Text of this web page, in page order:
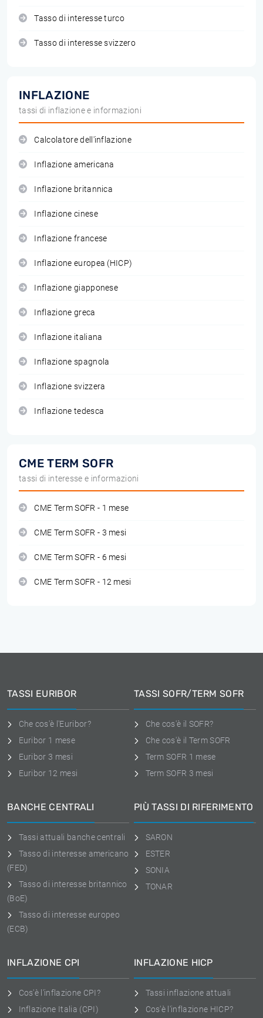
Tasso di interesse turco
Tasso di interesse svizzero
INFLAZIONE
tassi di inflazione e informazioni
Calcolatore dell'inflazione
Inflazione americana
Inflazione britannica
Inflazione cinese
Inflazione francese
Inflazione europea (HICP)
Inflazione giapponese
Inflazione greca
Inflazione italiana
Inflazione spagnola
Inflazione svizzera
Inflazione tedesca
CME TERM SOFR
tassi di interesse e informazioni
CME Term SOFR - 1 mese
CME Term SOFR - 3 mesi
CME Term SOFR - 6 mesi
CME Term SOFR - 12 mesi
TASSI EURIBOR
Che cos'è l'Euribor?
Euribor 1 mese
Euribor 3 mesi
Euribor 12 mesi
TASSI SOFR/TERM SOFR
Che cos'è il SOFR?
Che cos'è il Term SOFR
Term SOFR 1 mese
Term SOFR 3 mesi
BANCHE CENTRALI
Tassi attuali banche centrali
Tasso di interesse americano
(FED)
Tasso di interesse britannico
(BoE)
Tasso di interesse europeo
(ECB)
PIÙ TASSI DI RIFERIMENTO
SARON
ESTER
SONIA
TONAR
INFLAZIONE CPI
Cos'è l'inflazione CPI?
Inflazione Italia (CPI)
INFLAZIONE HICP
Tassi inflazione attuali
Cos'è l'inflazione HICP?